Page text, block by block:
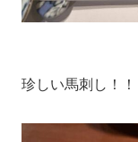
珍しい馬刺し！！